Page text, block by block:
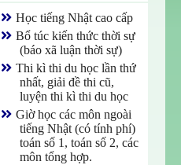
Học tiếng Nhật cao cấp
Bổ túc kiến thức thời sự
(báo xã luận thời sự)
Thi kì thi du học lần thứ
nhất, giải đề thi cũ,
luyện thi kì thi du học
Giờ học các môn ngoài
tiếng Nhật (có tính phí)
toán số 1, toán số 2, các
môn tổng hợp.